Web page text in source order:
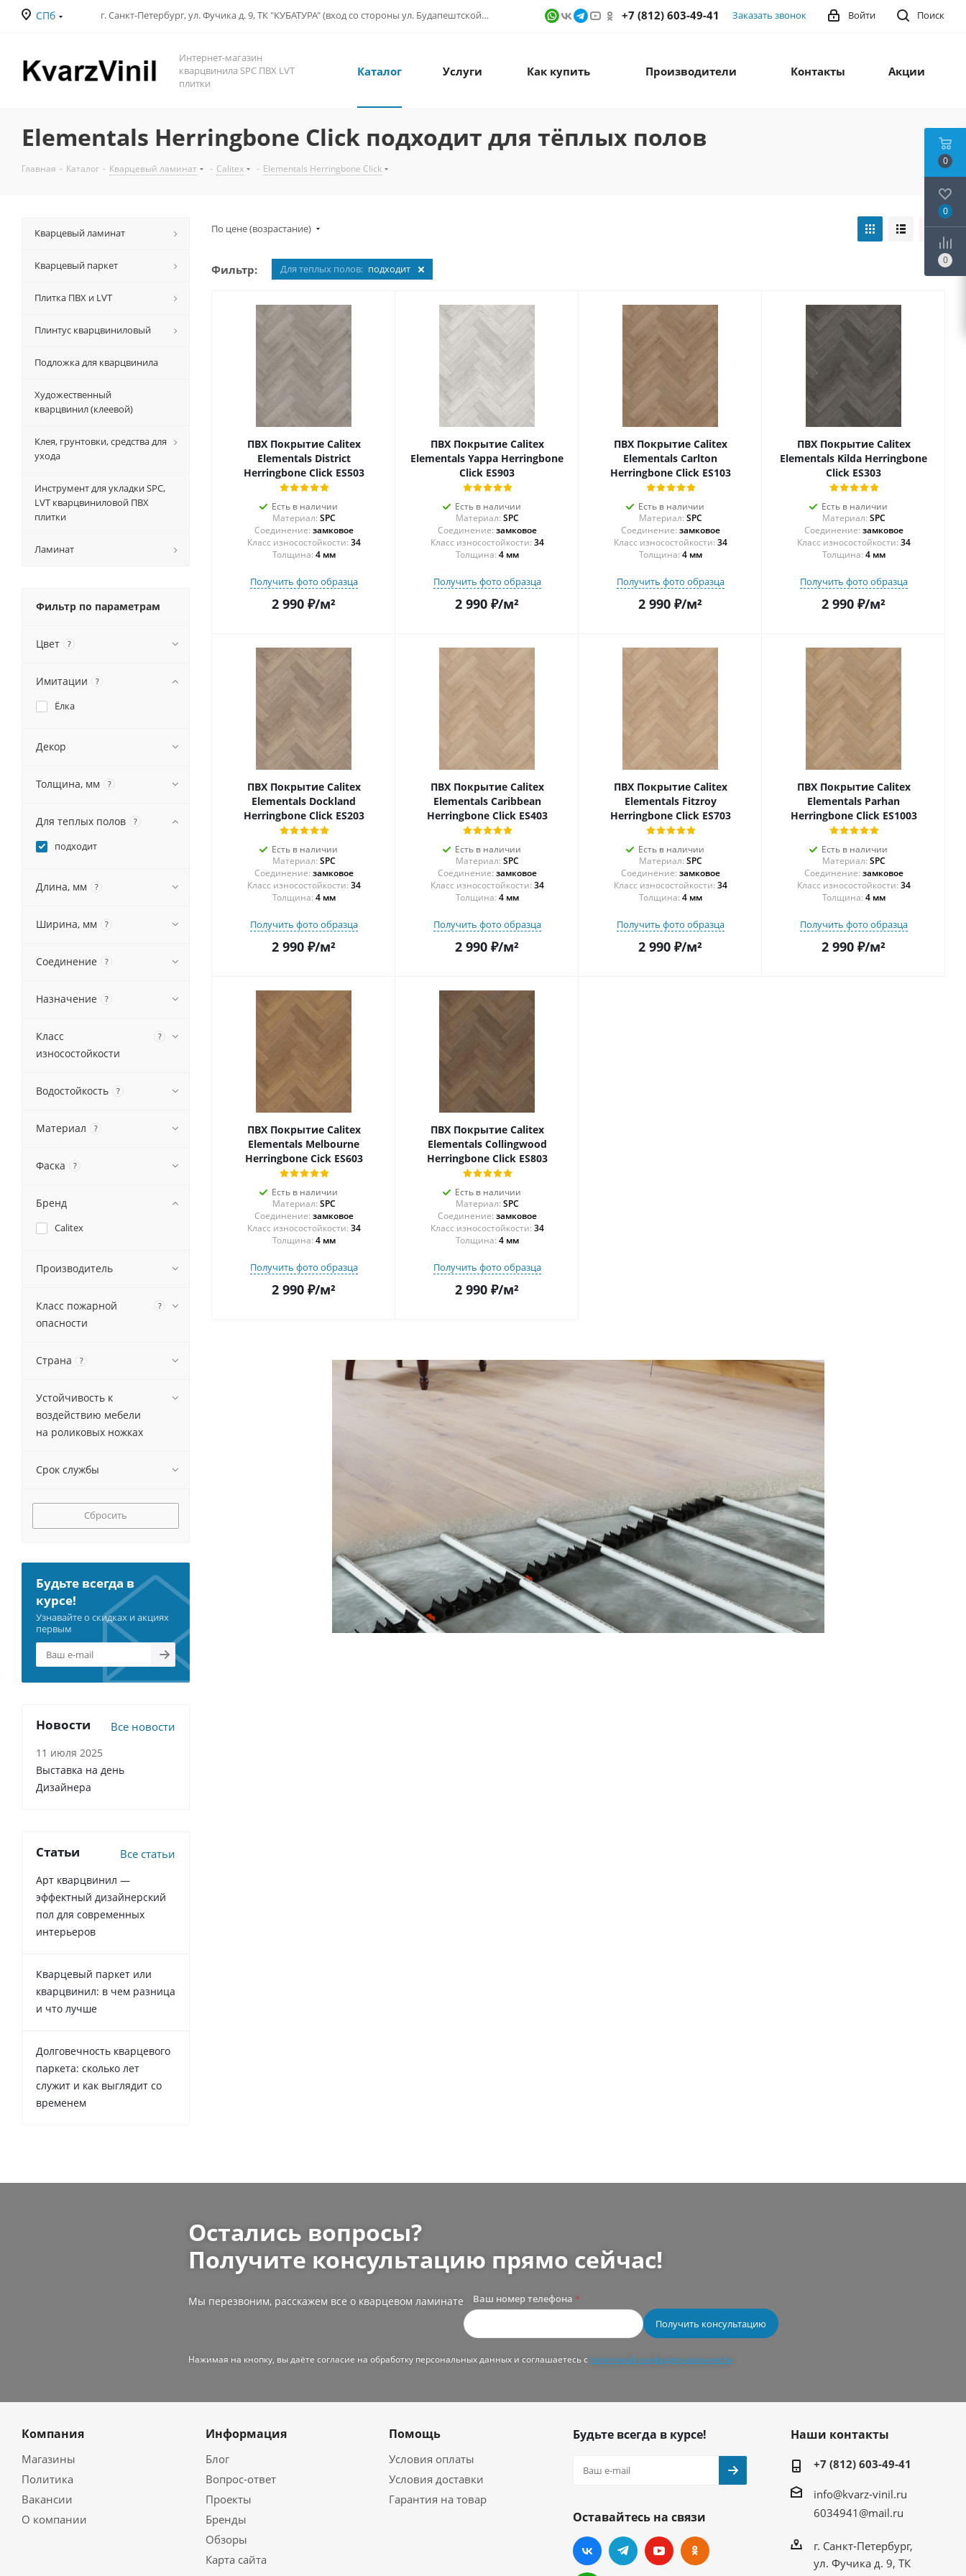
СПб г. Санкт-Петербург, ул. Фучика д. 9, ТК "КУБАТУРА" (вход со стороны ул. Будапештской) № 1в.541 Поиск
Войти
+7 (812) 603-49-41 Заказать звонок
Интернет-магазин
кварцвинила SPC ПВХ LVT
плитки
Каталог Услуги Как купить Производители Контакты Акции
Elementals Herringbone Click подходит для тёплых полов
Главная - Каталог - Кварцевый ламинат - Calitex - Elementals Herringbone Click
По цене (возрастание)
Фильтр: Для теплых полов: подходит
ПВХ Покрытие Calitex
Elementals District
Herringbone Click ES503
Есть в наличии
Материал: SPC
Соединение: замковое
34
Толщина: 4 мм
Получить фото образца
2 990 ₽/м²
ПВХ Покрытие Calitex
Elementals Yappa Herringbone
Click ES903
Есть в наличии
Материал: SPC
Соединение: замковое
34
Толщина: 4 мм
Получить фото образца
2 990 ₽/м²
ПВХ Покрытие Calitex
Elementals Carlton
Herringbone Click ES103
Есть в наличии
Материал: SPC
Соединение: замковое
34
Толщина: 4 мм
Получить фото образца
2 990 ₽/м²
ПВХ Покрытие Calitex
Elementals Kilda Herringbone
Click ES303
Есть в наличии
Материал: SPC
Соединение: замковое
34
Толщина: 4 мм
Получить фото образца
2 990 ₽/м²
ПВХ Покрытие Calitex
Elementals Dockland
Herringbone Click ES203
Есть в наличии
Материал: SPC
Соединение: замковое
34
Толщина: 4 мм
Получить фото образца
2 990 ₽/м²
ПВХ Покрытие Calitex
Elementals Caribbean
Herringbone Click ES403
Есть в наличии
Материал: SPC
Соединение: замковое
34
Толщина: 4 мм
Получить фото образца
2 990 ₽/м²
ПВХ Покрытие Calitex
Elementals Fitzroy
Herringbone Click ES703
Есть в наличии
Материал: SPC
Соединение: замковое
34
Толщина: 4 мм
Получить фото образца
2 990 ₽/м²
ПВХ Покрытие Calitex
Elementals Parhan
Herringbone Click ES1003
Есть в наличии
Материал: SPC
Соединение: замковое
34
Толщина: 4 мм
Получить фото образца
2 990 ₽/м²
ПВХ Покрытие Calitex
Elementals Melbourne
Herringbone Cick ES603
Есть в наличии
Материал: SPC
Соединение: замковое
34
Толщина: 4 мм
Получить фото образца
2 990 ₽/м²
ПВХ Покрытие Calitex
Elementals Collingwood
Herringbone Click ES803
Есть в наличии
Материал: SPC
Соединение: замковое
34
Толщина: 4 мм
Получить фото образца
2 990 ₽/м²
Кварцевый ламинат
Кварцевый паркет
Плитка ПВХ и LVT
Плинтус кварцвиниловый
Подложка для кварцвинила
Художественный
кварцвинил (клеевой)
Клея, грунтовки, средства для
ухода
Инструмент для укладки SPC,
LVT кварцвиниловой ПВХ
плитки
Ламинат
Фильтр по параметрам
Цвет ?
Имитации ?
Ёлка
Декор
Толщина, мм ?
Для теплых полов ?
подходит
Длина, мм ?
Ширина, мм ?
Соединение ?
Назначение ?
Класс
износостойкости
?
Водостойкость ?
Материал ?
Фаска ?
Бренд
Calitex
Производитель
Класс пожарной
опасности
?
Страна ?
Устойчивость к
воздействию мебели
на роликовых ножках
Срок службы
Сбросить
Будьте всегда в
курсе!
Узнавайте о скидках и акциях
первым
Новости Все новости
11 июля 2025
Выставка на день
Дизайнера
Статьи Все статьи
Арт кварцвинил —
эффектный дизайнерский
пол для современных
интерьеров
Кварцевый паркет или
кварцвинил: в чем разница
и что лучше
Долговечность кварцевого
паркета: сколько лет
служит и как выглядит со
временем
Остались вопросы?
Получите консультацию прямо сейчас!
Мы перезвоним, расскажем все о кварцевом ламинате Ваш номер телефона *
Нажимая на кнопку, вы даёте согласие на обработку персональных данных и соглашаетесь с политикой конфиденциальности
Компания
Магазины
Политика
Вакансии
О компании
Информация
Блог
Вопрос-ответ
Проекты
Бренды
Обзоры
Карта сайта
Помощь
Условия оплаты
Условия доставки
Гарантия на товар
Будьте всегда в курсе!
Оставайтесь на связи
Наши контакты
+7 (812) 603-49-41
info@kvarz-vinil.ru
6034941@mail.ru
г. Санкт-Петербург,
ул. Фучика д. 9, ТК
0
0
0